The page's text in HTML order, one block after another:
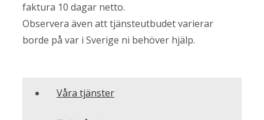
faktura 10 dagar netto.
Observera även att tjänsteutbudet varierar
borde på var i Sverige ni behöver hjälp.
Våra tjänster